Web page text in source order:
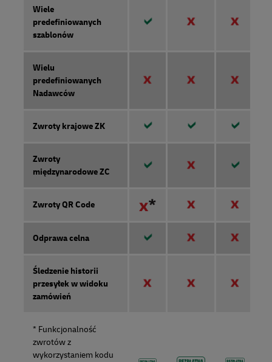
Wiele
predefiniowanych
szablonów
Wielu
predefiniowanych
Nadawców
Zwroty krajowe ZK
Zwroty
międzynarodowe ZC
Zwroty QR Code
Odprawa celna
Śledzenie historii
przesyłek w widoku
zamówień
* Funkcjonalność
zwrotów z
wykorzystaniem kodu